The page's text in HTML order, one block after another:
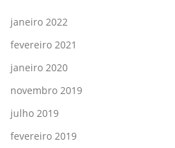
janeiro 2022
fevereiro 2021
janeiro 2020
novembro 2019
julho 2019
fevereiro 2019